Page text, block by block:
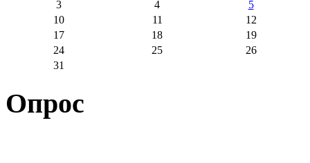
3 4
5
10
11
12
17
18
19
24
25
26
31
Опрос